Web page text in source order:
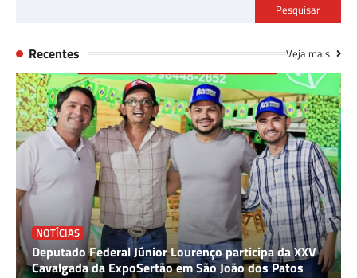
Pesquisar
Recentes Veja mais
NOTÍCIAS
Deputado Federal Júnior Lourenço participa da XXV
Cavalgada da ExpoSertão em São João dos Patos